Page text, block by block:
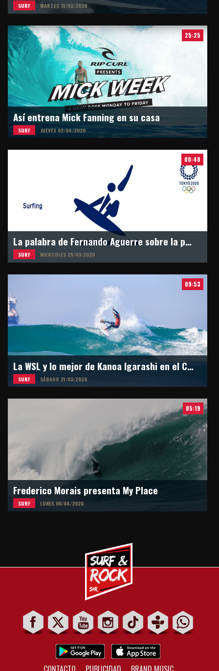
SURF MARTES 31/03/2020
25:25
Así entrena Mick Fanning en su casa
SURF JUEVES 02/04/2020
00:48
La palabra de Fernando Aguerre sobre la postergación de los Juegos Olímpicos en Tokyo 2021
SURF MIERCOLES 25/03/2020
09:53
La WSL y lo mejor de Kanoa Igarashi en el Circuito Mundial
SURF SÁBADO 21/03/2020
05:19
Frederico Morais presenta My Place
SURF LUNES 06/04/2020